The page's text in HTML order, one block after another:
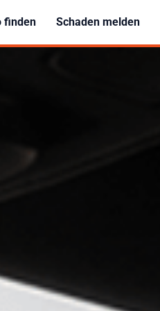
finden Schaden melden